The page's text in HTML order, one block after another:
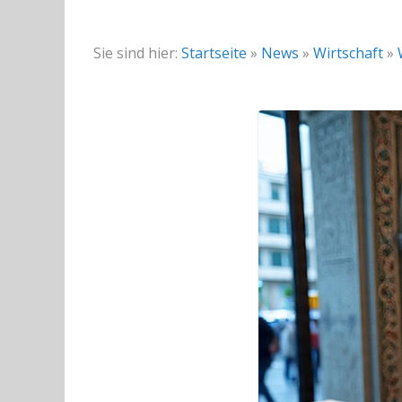
Sie sind hier: Startseite » News » Wirtschaft»